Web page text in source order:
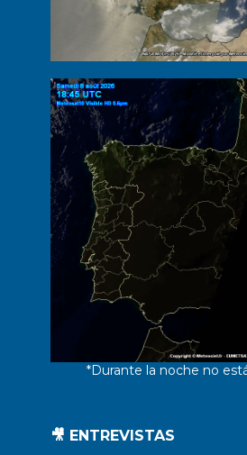
*Durante la noche no
🎥 ENTREVISTAS